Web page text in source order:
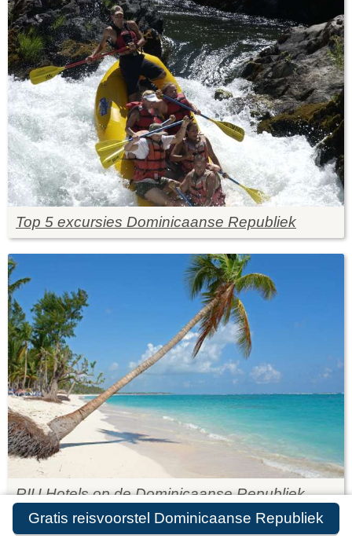
Gratis reisvoorstel Dominicaanse Republiek
Top 5 excursies Dominicaanse Republiek
RIU Hotels op de Dominicaanse Republiek